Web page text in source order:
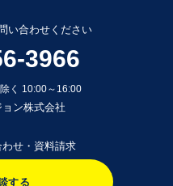
い合わせください
3966
く 10:00～16:00
ョン株式会社
わせ・資料請求
する